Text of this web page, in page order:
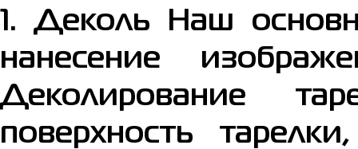
1. Деколь Наш
нанесение
Деколирование
поверхность